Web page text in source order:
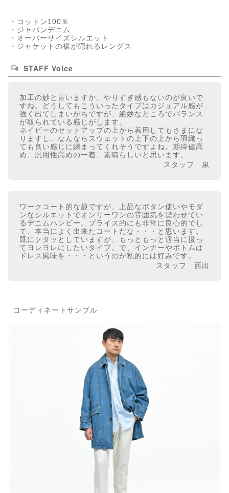
・コットン100％
・ジャパンデニム
・オーバーサイズシルエット
・ジャケットの裾が隠れるレングス
STAFF Voice
加工の妙と言いますか、やりすぎ感もないのが良いで
すね。どうしてもこういったタイプはカジュアル感が
強く出てしまいがちですが、絶妙なところでバランス
が取られている感じがします。
ネイビーのセットアップの上から着用してもさまにな
りますし、なんならスウェットの上下の上から羽織っ
ても良い感じに纏まってくれそうですよね。期待値高
め、汎用性高めの一着、素晴らしいと思います。
スタッフ 泉
ワークコート的な趣ですが、上品なボタン使いやモダ
ンなシルエットでオンリーワンの雰囲気を漂わせてい
るデニムハンビー。プライス的にも非常に良心的でし
て、本当によく出来たコートだな・・・と思います。
既にクタッとしていますが、もっともっと適当に扱っ
てヨレヨレにしたいタイプ。で、インナーやボトムは
ドレス風味を・・・というのが私的には好みです。
スタッフ 西出
コーディネートサンプル